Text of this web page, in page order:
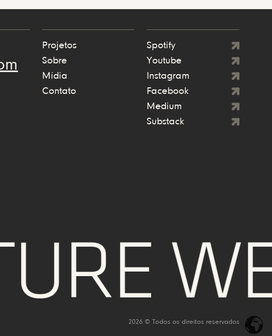
Projetos
Sobre
Mídia
Contato
Spotify
Youtube
Instagram
Facebook
Medium
Substack
WE
2026 © Todos os direitos reservados